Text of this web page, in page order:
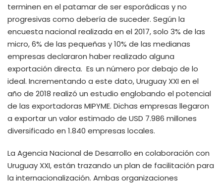
terminen en el patamar de ser esporádicas y no
progresivas como debería de suceder. Según la
encuesta nacional realizada en el 2017, solo 3% de las
micro, 6% de las pequeñas y 10% de las medianas
empresas declararon haber realizado alguna
exportación directa. Es un número por debajo de lo
ideal. Incrementando a este dato, Uruguay XXI en el
año de 2018 realizó un estudio englobando el potencial
de las exportadoras MIPYME. Dichas empresas llegaron
a exportar un valor estimado de USD 7.986 millones
diversificado en 1.840 empresas locales.
La Agencia Nacional de Desarrollo en colaboración con
Uruguay XXI, están trazando un plan de facilitación para
la internacionalización. Ambas organizaciones